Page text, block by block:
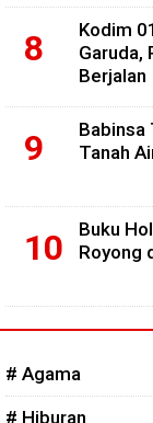
Kodim
Garuda,
Berjalan
Babinsa
Tanah
Buku
Royong
# Agama
# Hiburan